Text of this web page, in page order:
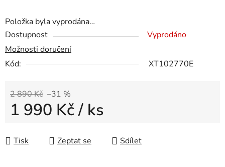
Položka byla vyprodána…
Dostupnost
Vyprodáno
Možnosti doručení
Kód:
XT102770E
2 890 Kč –31 %
1 990 Kč/ ks
Tisk
Zeptat se Sdílet